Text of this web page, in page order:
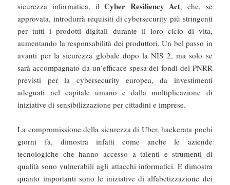
sicurezza informatica, ilCyber Resiliency Act, che, se
approvata, introdurrà requisiti di cybersecurity più stringenti
per tutti i prodotti digitali durante il loro ciclo di vita,
aumentando la responsabilità dei produttori. Un bel passo in
avanti per la sicurezza globale dopo la NIS 2, ma solo se
sarà accompagnato da un’efficace spesa dei fondi del PNRR
previsti per la cybersecurity europea, da investimenti
adeguati nel capitale umano e dalla moltiplicazione di
iniziative di sensibilizzazione per cittadini e imprese.
La compromissione della sicurezza di Uber, hackerata pochi
giorni fa, dimostra infatti come anche le aziende
tecnologiche che hanno accesso a talenti e strumenti di
qualità sono vulnerabili agli attacchi informatici. E dimostra
quanto importanti sono le iniziative di alfabetizzazione dei